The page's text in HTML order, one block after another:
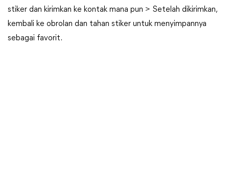
stiker dan kirimkan ke kontak mana pun > Setelah dikirimkan,
kembali ke obrolan dan tahan stiker untuk menyimpannya
sebagai favorit.